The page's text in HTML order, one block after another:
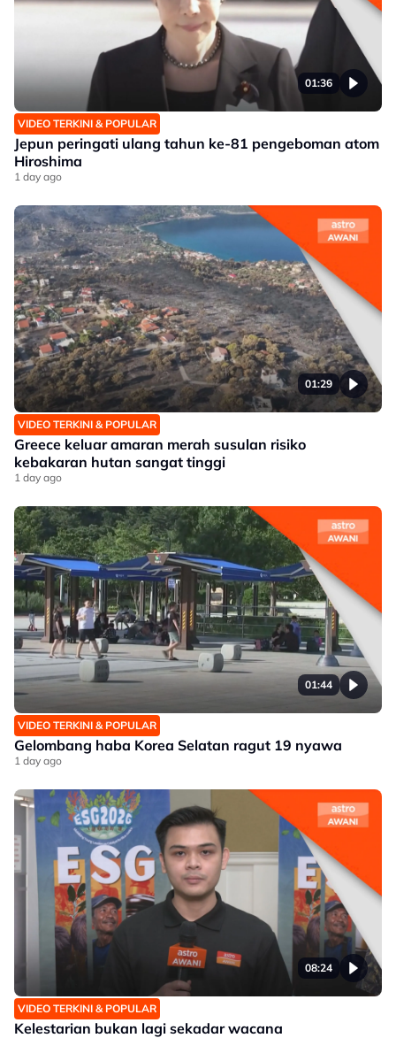
01:36
VIDEO TERKINI & POPULAR
Jepun peringati ulang tahun ke-81 pengeboman atom
Hiroshima
1 day ago
01:29
VIDEO TERKINI & POPULAR
Greece keluar amaran merah susulan risiko
kebakaran hutan sangat tinggi
1 day ago
01:44
VIDEO TERKINI & POPULAR
Gelombang haba Korea Selatan ragut 19 nyawa
1 day ago
08:24
VIDEO TERKINI & POPULAR
Kelestarian bukan lagi sekadar wacana